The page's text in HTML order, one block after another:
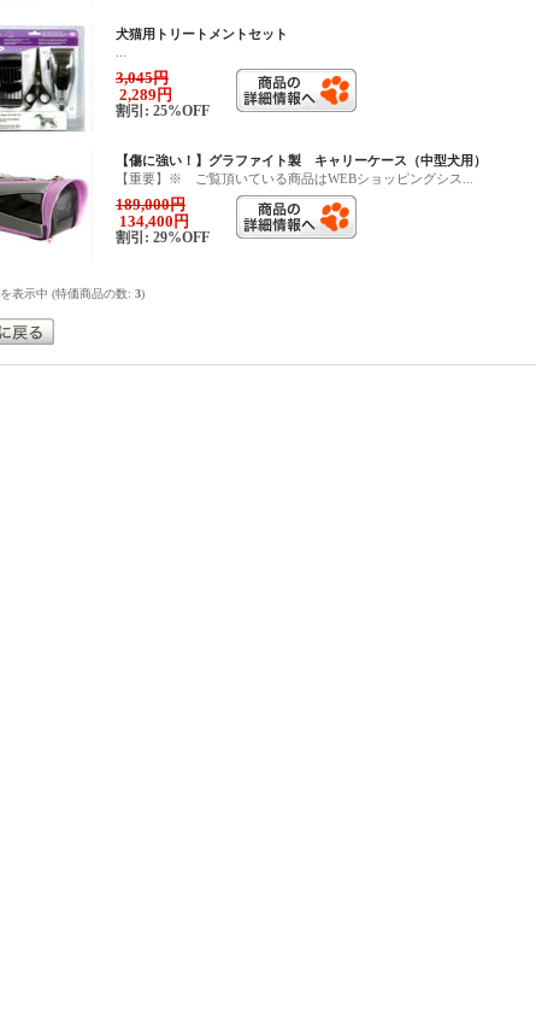
犬猫用トリートメントセット
3,045円
2,289円
割引: 25%OFF
【傷に強い！】グラファイト製 キャリーケース（中型犬用）
【重要】※ ご覧頂いている商品はWEBショッピングシス...
189,000円
134,400円
割引: 29%OFF
を表示中 (特価商品の数: 3)